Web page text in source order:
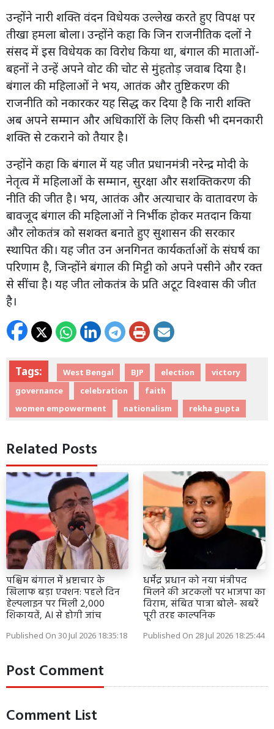
उन्होंने नारी शक्ति वंदन विधेयक उल्लेख करते हुए विपक्ष पर
तीखा हमला बोला। उन्होंने कहा कि जिन राजनीतिक दलों ने
संसद में इस विधेयक का विरोध किया था, बंगाल की माताओं-
बहनों ने उन्हें अपने वोट की चोट से मुंहतोड़ जवाब दिया है।
बंगाल की महिलाओं ने भय, आतंक और तुष्टिकरण की
राजनीति को नकारकर यह सिद्ध कर दिया है कि नारी शक्ति
अब अपने सम्मान और अधिकारिों के लिए किसी भी दमनकारी
शक्ति से टकराने को तैयार है।
उन्होंने कहा कि बंगाल में यह जीत प्रधानमंत्री नरेन्द्र मोदी के
नेतृत्व में महिलाओं के सम्मान, सुरक्षा और सशक्तिकरण की
नीति की जीत है। भय, आतंक और अत्याचार के वातावरण के
बावजूद बंगाल की महिलाओं ने निर्भीक होकर मतदान किया
और लोकतंत्र को सशक्त बनाते हुए सुशासन की सरकार
स्थापित की। यह जीत उन अनगिनत कार्यकर्ताओं के संघर्ष का
परिणाम है, जिन्होंने बंगाल की मिट्टी को अपने पसीने और रक्त
से सींचा है। यह जीत लोकतंत्र के प्रति अटूट विश्वास की जीत
है।
Tags: West Bengal BJP election
victory
governance
celebration
faith
women empowerment
nationalism rekha gupta
Related Posts
पश्चिम बंगाल में भ्रष्टाचार के
खिलाफ बड़ा एक्शन: पहले दिन
हेल्पलाइन पर मिली 2,000
शिकायतें, AI से होगी जांच
Published On 30 Jul 2026 18:35:18
धर्मेंद्र प्रधान को नया मंत्रीपद
मिलने की अटकलों पर भाजपा का
विराम, संबित पात्रा बोले- खबरें
पूरी तरह काल्पनिक
Published On 28 Jul 2026 18:25:44
Post Comment
Comment List